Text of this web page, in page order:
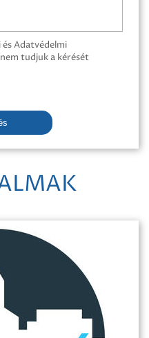
Adatvédelmi
tudjuk a kérését